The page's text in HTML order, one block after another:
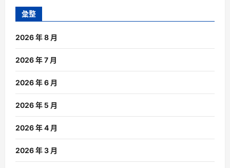
彙整
2026 年 8 月
2026 年 7 月
2026 年 6 月
2026 年 5 月
2026 年 4 月
2026 年 3 月